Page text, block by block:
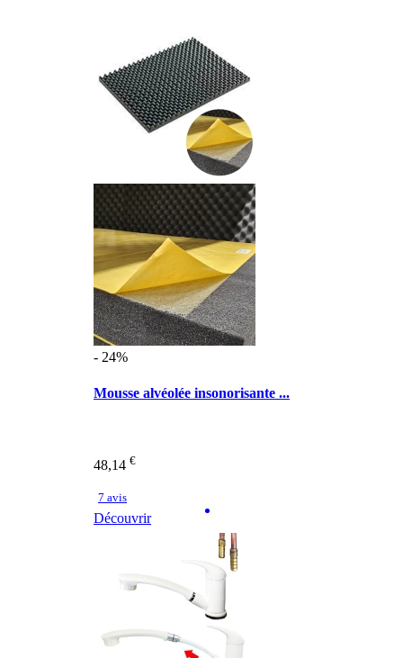
- 24%
Mousse alvéolée insonorisante ...
48,14 €
7 avis
Découvrir